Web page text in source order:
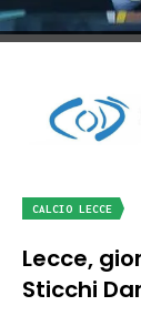
CALCIO LECCE
Lecce,
Sticchi